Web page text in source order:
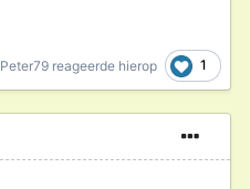
Peter79 reageerde hierop 1